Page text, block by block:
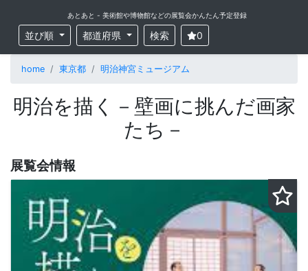
あとあと - 美術館や博物館などの展覧会かんたん予定登録
並び順 都道府県 検索 0
home 東京都 明治神宮ミュージアム
明治を描く－壁画に挑んだ画家
たち－
展覧会情報